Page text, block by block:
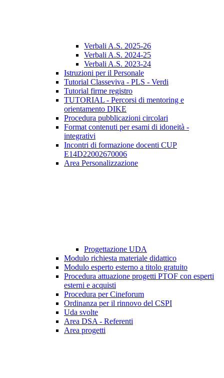
Verbali A.S. 2025-26
Verbali A.S. 2024-25
Verbali A.S. 2023-24
Istruzioni per il Personale
Tutorial Classeviva - PLS - Verdi
Tutorial firme registro
TUTORIAL - Percorsi di mentoring e
orientamento DIKE
Procedura pubblicazioni circolari
Format contenuti per esami di idoneità -
integrativi
Incontri di formazione docenti CUP
E14D22002670006
Area Personalizzazione
Progettazione UDA
Modulo richiesta materiale didattico
Modulo esperto esterno a titolo gratuito
Procedura attuazione progetti PTOF con esperti
esterni e acquisti
Procedura per Cineforum
Ordinanza per il rinnovo del CSPI
Uda svolte
Area DSA - Referenti
Area progetti